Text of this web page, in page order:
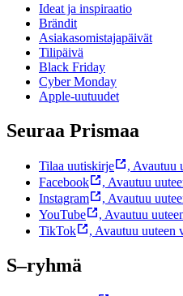
Ideat ja inspiraatio
Brändit
Asiakasomistajapäivät
Tilipäivä
Black Friday
Cyber Monday
Apple-uutuudet
Seuraa Prismaa
Tilaa uutiskirje , Avautuu
Facebook
, Avautuu
Instagram
, Avautuu
YouTube
, Avautuu
TikTok
, Avautuu uuteen
S–ryhmä